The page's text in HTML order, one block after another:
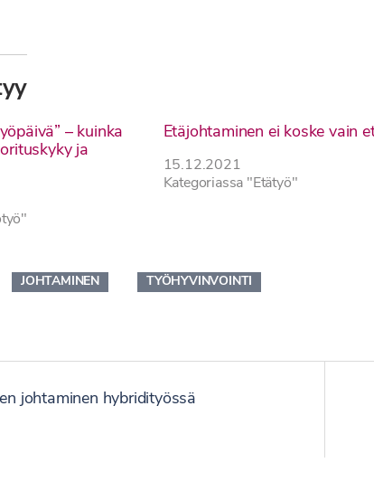
– kuinka
ja
Etäjohtaminen ei koske vain
15.12.2021
Kategoriassa "Etätyö"
JOHTAMINEN TYÖHYVINVOINTI
johtaminen hybridityössä